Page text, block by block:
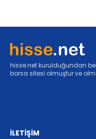
hisse.net kurulduğundan
borsa sitesi olmuştur ve
İLETİŞİM